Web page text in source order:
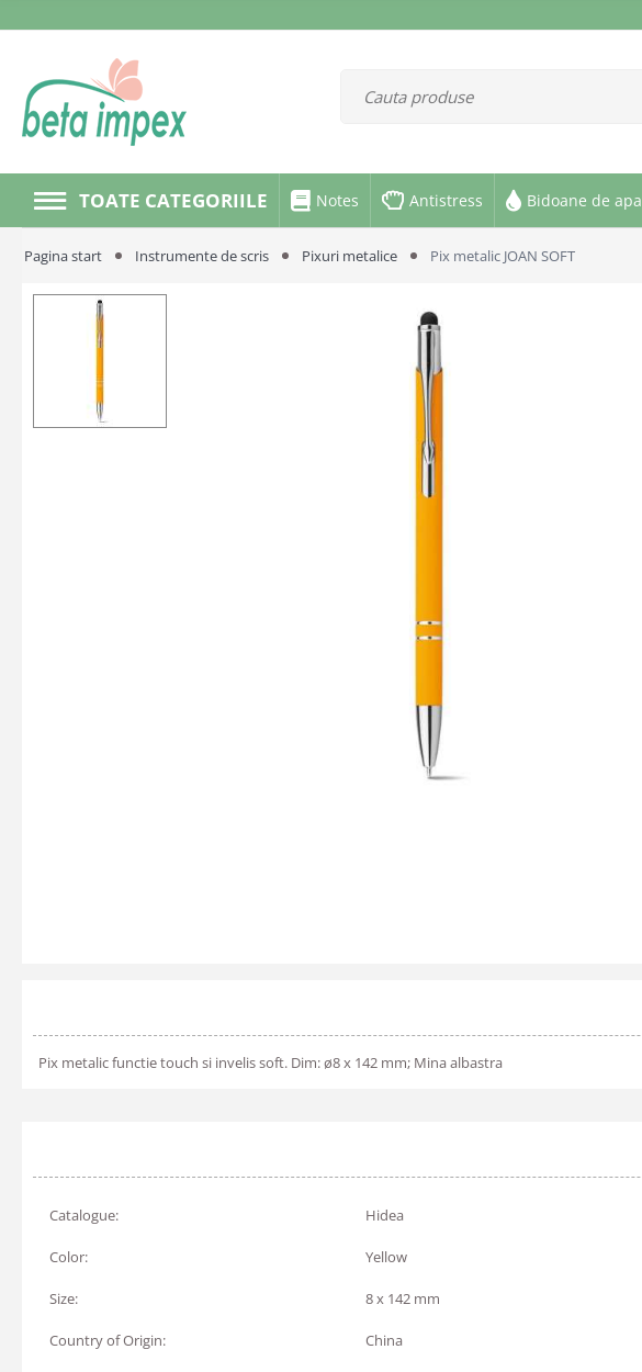
TOATE CATEGORIILE Notes Antistress Bidoane de apa
Pagina start Instrumente de scris Pixuri metalice Pix metalic JOAN SOFT
Pix metalic functie touch si invelis soft. Dim: ø8 x 142 mm; Mina albastra
Catalogue: Hidea
Color: Yellow
Size: 8 x 142 mm
Country of Origin: China